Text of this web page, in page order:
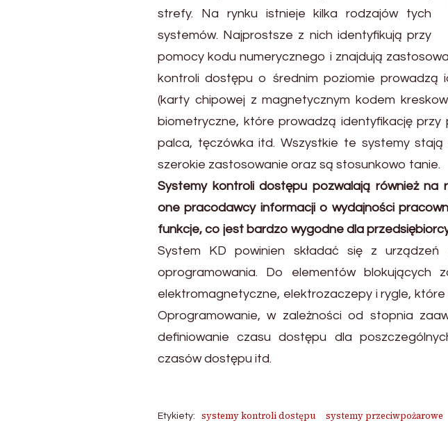
strefy. Na rynku istnieje kilka rodzajów tych
systemów. Najprostsze z nich identyfikują przy
pomocy kodu numerycznego i znajdują
kontroli dostępu o średnim poziomie prowadzą
(karty chipowej z magnetycznym kodem
biometryczne, które prowadzą identyfikację
palca, tęczówka itd. Wszystkie te systemy stają
szerokie zastosowanie oraz są stosunkowo tanie.
Systemy kontroli dostępu pozwalają również na
one pracodawcy informacji o wydajności
funkcje, co jest bardzo wygodne dla
System KD powinien składać się z urządzeń
oprogramowania. Do elementów blokujących
elektromagnetyczne, elektrozaczepy i rygle,
Oprogramowanie, w zależności od stopnia
definiowanie czasu dostępu dla
czasów dostępu itd.
Etykiety: systemy kontroli dostępu systemy przeciwpożarowe